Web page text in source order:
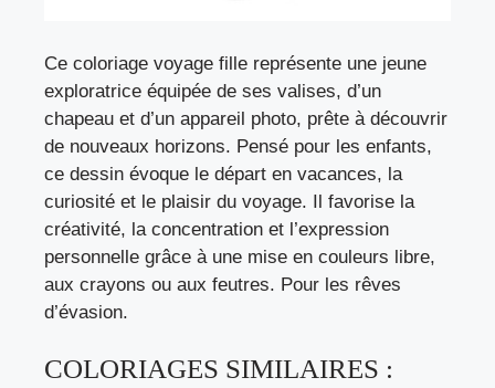
Ce coloriage voyage fille représente une jeune
exploratrice équipée de ses valises, d’un
chapeau et d’un appareil photo, prête à découvrir
de nouveaux horizons. Pensé pour les enfants,
ce dessin évoque le départ en vacances, la
curiosité et le plaisir du voyage. Il favorise la
créativité, la concentration et l’expression
personnelle grâce à une mise en couleurs libre,
aux crayons ou aux feutres. Pour les rêves
d’évasion.
COLORIAGES SIMILAIRES :